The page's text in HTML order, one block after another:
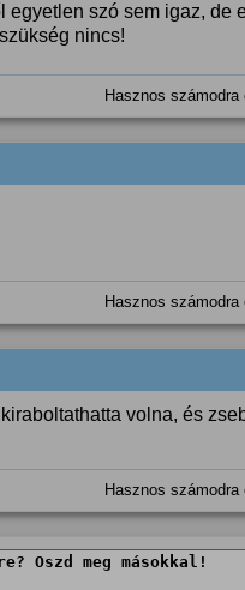
szó sem igaz, de
nincs!
Hasznos
Hasznos
volna, és
Hasznos